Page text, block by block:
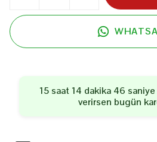
15 saat 14 dakika 46 saniye
verirsen bugün